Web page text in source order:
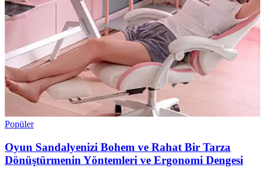
Popüler
Oyun Sandalyenizi Bohem ve Rahat Bir Tarza
Dönüştürmenin Yöntemleri ve Ergonomi Dengesi